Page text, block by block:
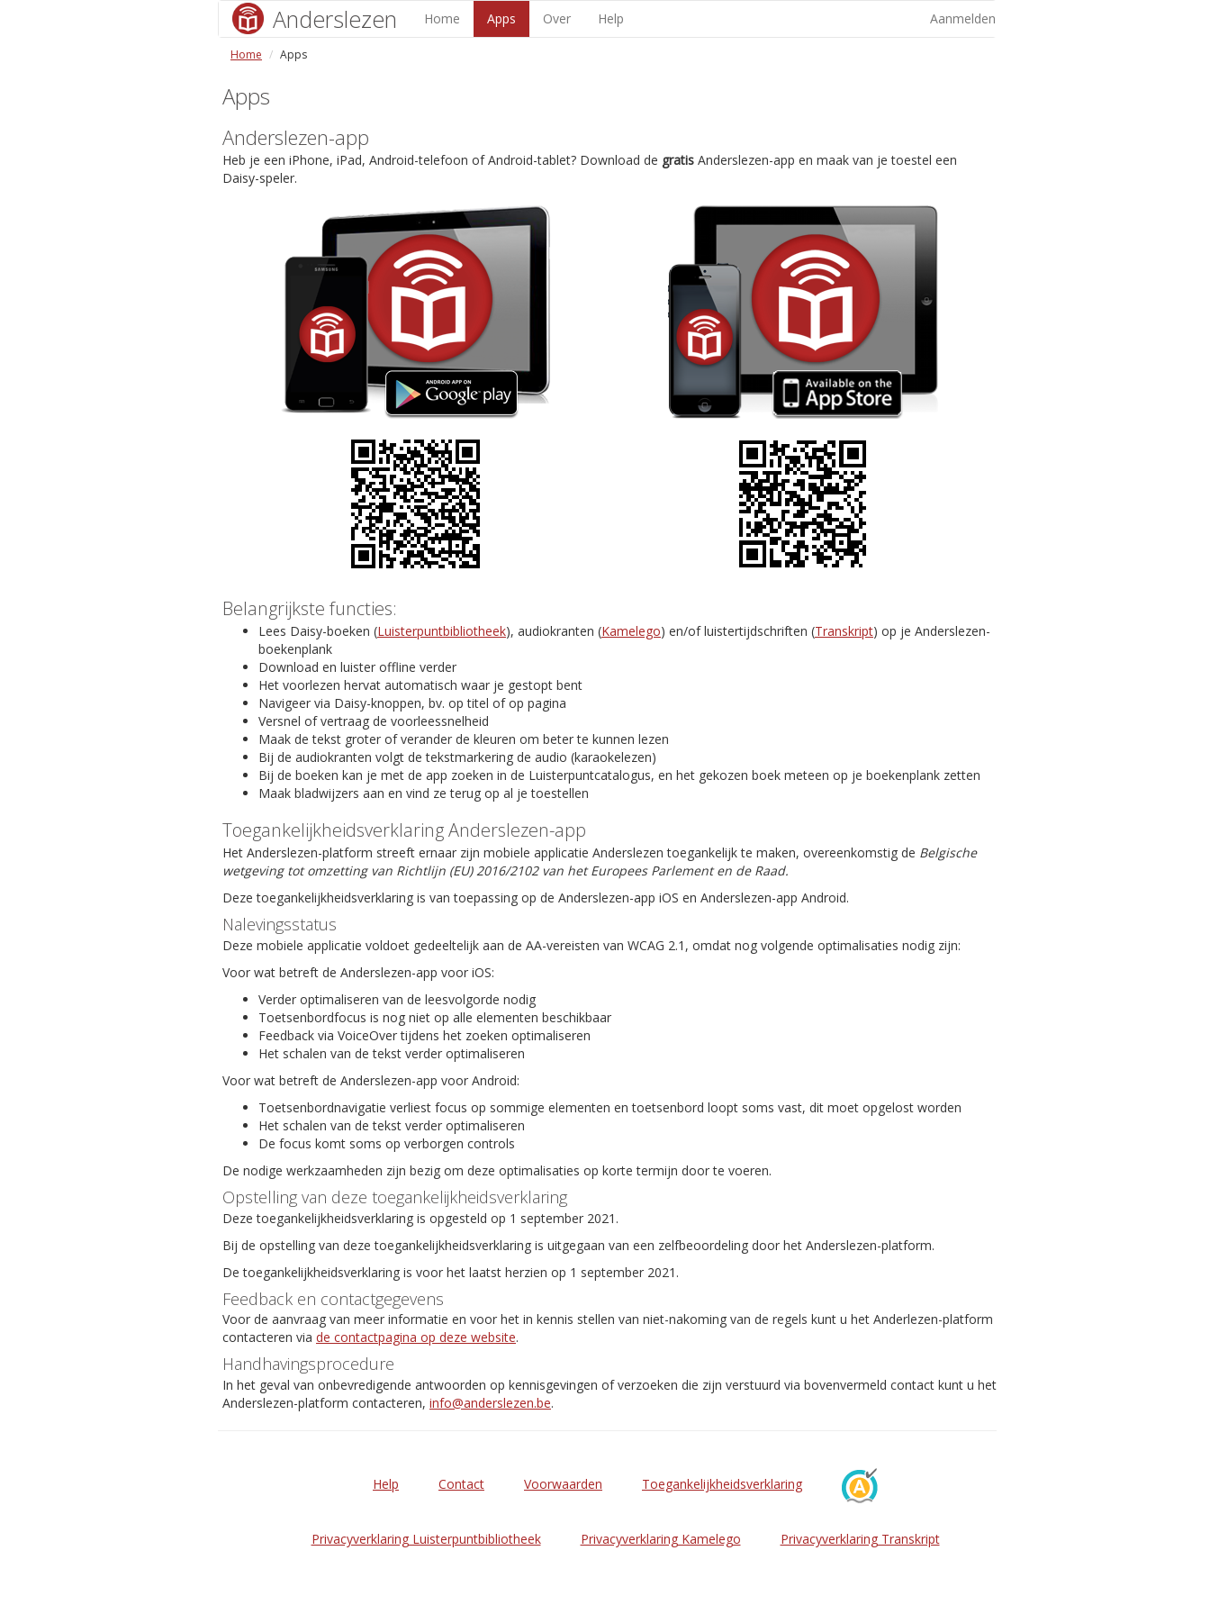
Anderslezen Home Apps Over Help Aanmelden
Home Apps
Apps
Anderslezen-app
Heb je een iPhone, iPad, Android-telefoon of Android-tablet? Download de gratis Anderslezen-app en maak van je toestel een
Daisy-speler.
Belangrijkste functies:
Lees Daisy-boeken (Luisterpuntbibliotheek), audiokranten (Kamelego) en/of luistertijdschriften (Transkript) op je Anderslezen-
boekenplank
Download en luister offline verder
Het voorlezen hervat automatisch waar je gestopt bent
Navigeer via Daisy-knoppen, bv. op titel of op pagina
Versnel of vertraag de voorleessnelheid
Maak de tekst groter of verander de kleuren om beter te kunnen lezen
Bij de audiokranten volgt de tekstmarkering de audio (karaokelezen)
Bij de boeken kan je met de app zoeken in de Luisterpuntcatalogus, en het gekozen boek meteen op je boekenplank zetten
Maak bladwijzers aan en vind ze terug op al je toestellen
Toegankelijkheidsverklaring Anderslezen-app
Het Anderslezen-platform streeft ernaar zijn mobiele applicatie Anderslezen toegankelijk te maken, overeenkomstig de Belgische
wetgeving tot omzetting van Richtlijn (EU) 2016/2102 van het Europees Parlement en de Raad.
Deze toegankelijkheidsverklaring is van toepassing op de Anderslezen-app iOS en Anderslezen-app Android.
Nalevingsstatus
Deze mobiele applicatie voldoet gedeeltelijk aan de AA-vereisten van WCAG 2.1, omdat nog volgende optimalisaties nodig zijn:
Voor wat betreft de Anderslezen-app voor iOS:
Verder optimaliseren van de leesvolgorde nodig
Toetsenbordfocus is nog niet op alle elementen beschikbaar
Feedback via VoiceOver tijdens het zoeken optimaliseren
Het schalen van de tekst verder optimaliseren
Voor wat betreft de Anderslezen-app voor Android:
Toetsenbordnavigatie verliest focus op sommige elementen en toetsenbord loopt soms vast, dit moet opgelost worden
Het schalen van de tekst verder optimaliseren
De focus komt soms op verborgen controls
De nodige werkzaamheden zijn bezig om deze optimalisaties op korte termijn door te voeren.
Opstelling van deze toegankelijkheidsverklaring
Deze toegankelijkheidsverklaring is opgesteld op 1 september 2021.
Bij de opstelling van deze toegankelijkheidsverklaring is uitgegaan van een zelfbeoordeling door het Anderslezen-platform.
De toegankelijkheidsverklaring is voor het laatst herzien op 1 september 2021.
Feedback en contactgegevens
Voor de aanvraag van meer informatie en voor het in kennis stellen van niet-nakoming van de regels kunt u het Anderlezen-platform
contacteren via de contactpagina op deze website.
Handhavingsprocedure
In het geval van onbevredigende antwoorden op kennisgevingen of verzoeken die zijn verstuurd via bovenvermeld contact kunt u het
Anderslezen-platform contacteren, info@anderslezen.be.
Help Contact Voorwaarden Toegankelijkheidsverklaring
Privacyverklaring Luisterpuntbibliotheek Privacyverklaring Kamelego Privacyverklaring Transkript